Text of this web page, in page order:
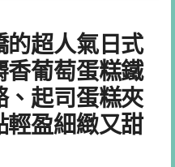
的超人氣日式
香葡萄蛋糕鐵
起司蛋糕夾
輕盈細緻又甜